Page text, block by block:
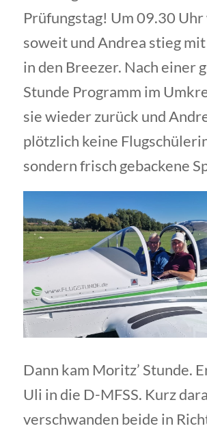
Prüfungstag! Um 09.30 Uhr
soweit und Andrea stieg
in den Breezer. Nach einer
Stunde Programm im
sie wieder zurück und
plötzlich keine
sondern frisch gebackene
Dann kam Moritz’ Stunde.
Uli in die D-MFSS. Kurz
verschwanden beide in